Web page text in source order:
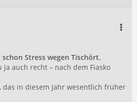
Stress wegen Tischört.
auch recht – nach dem Fiasko
in diesem Jahr wesentlich früher